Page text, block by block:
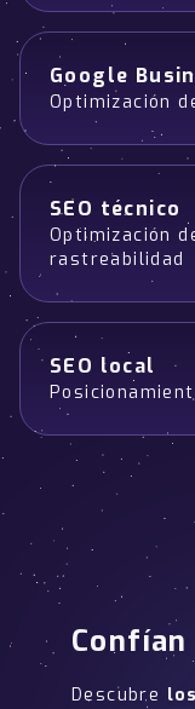
Google
Optimización
SEO técnico
Optimización
rastreabilidad
SEO local
Descubre